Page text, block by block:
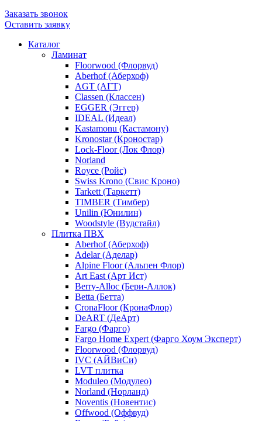
Заказать звонок
Оставить заявку
Каталог
Ламинат
Floorwood (Флорвуд)
Aberhof (Аберхоф)
AGT (АГТ)
Classen (Классен)
EGGER (Эггер)
IDEAL (Идеал)
Kastamonu (Кастамону)
Kronostar (Кроностар)
Lock-Floor (Лок Флор)
Norland
Royce (Ройс)
Swiss Krono (Свис Кроно)
Tarkett (Таркетт)
TIMBER (Тимбер)
Unilin (Юнилин)
Woodstyle (Вудстайл)
Плитка ПВХ
Aberhof (Аберхоф)
Adelar (Аделар)
Alpine Floor (Альпен Флор)
Art East (Арт Ист)
Berry-Alloc (Бери-Аллок)
Betta (Бетта)
CronaFloor (КронаФлор)
DeART (ДеАрт)
Fargo (Фарго)
Fargo Home Expert (Фарго Хоум Эксперт)
Floorwood (Флорвуд)
IVC (АЙВиСи)
LVT плитка
Moduleo (Модулео)
Norland (Норланд)
Noventis (Новентис)
Offwood (Оффвуд)